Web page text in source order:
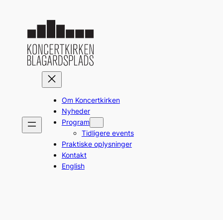
indhold
Om Koncertkirken
Nyheder
Program
Tidligere events
Praktiske oplysninger
Kontakt
English